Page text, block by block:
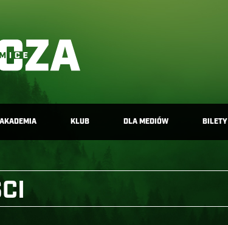
AKADEMIA KLUB DLA MEDIÓW BILETY